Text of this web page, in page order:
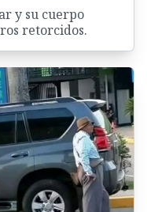
y su cuerpo
retorcidos.